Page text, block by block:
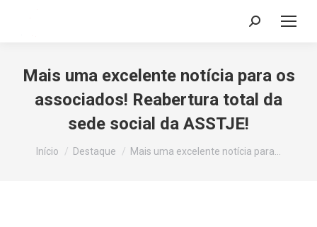
Search:
Mais uma excelente notícia para os
associados! Reabertura total da
sede social da ASSTJE!
Você está aqui:
Início Destaque Mais uma excelente notícia para…